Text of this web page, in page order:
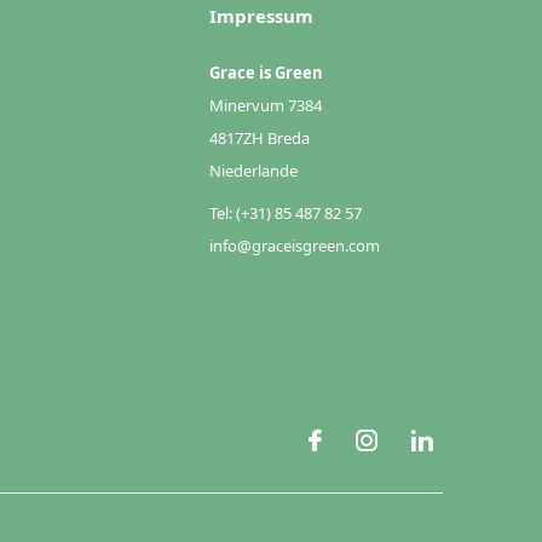
Impressum
Grace is Green
Minervum 7384
4817ZH Breda
Niederlande
Tel: (+31) 85 487 82 57
info@graceisgreen.com